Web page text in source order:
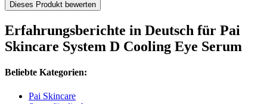
Dieses Produkt bewerten
Erfahrungsberichte in Deutsch für Pai
Skincare System D Cooling Eye Serum
Beliebte Kategorien:
Pai Skincare